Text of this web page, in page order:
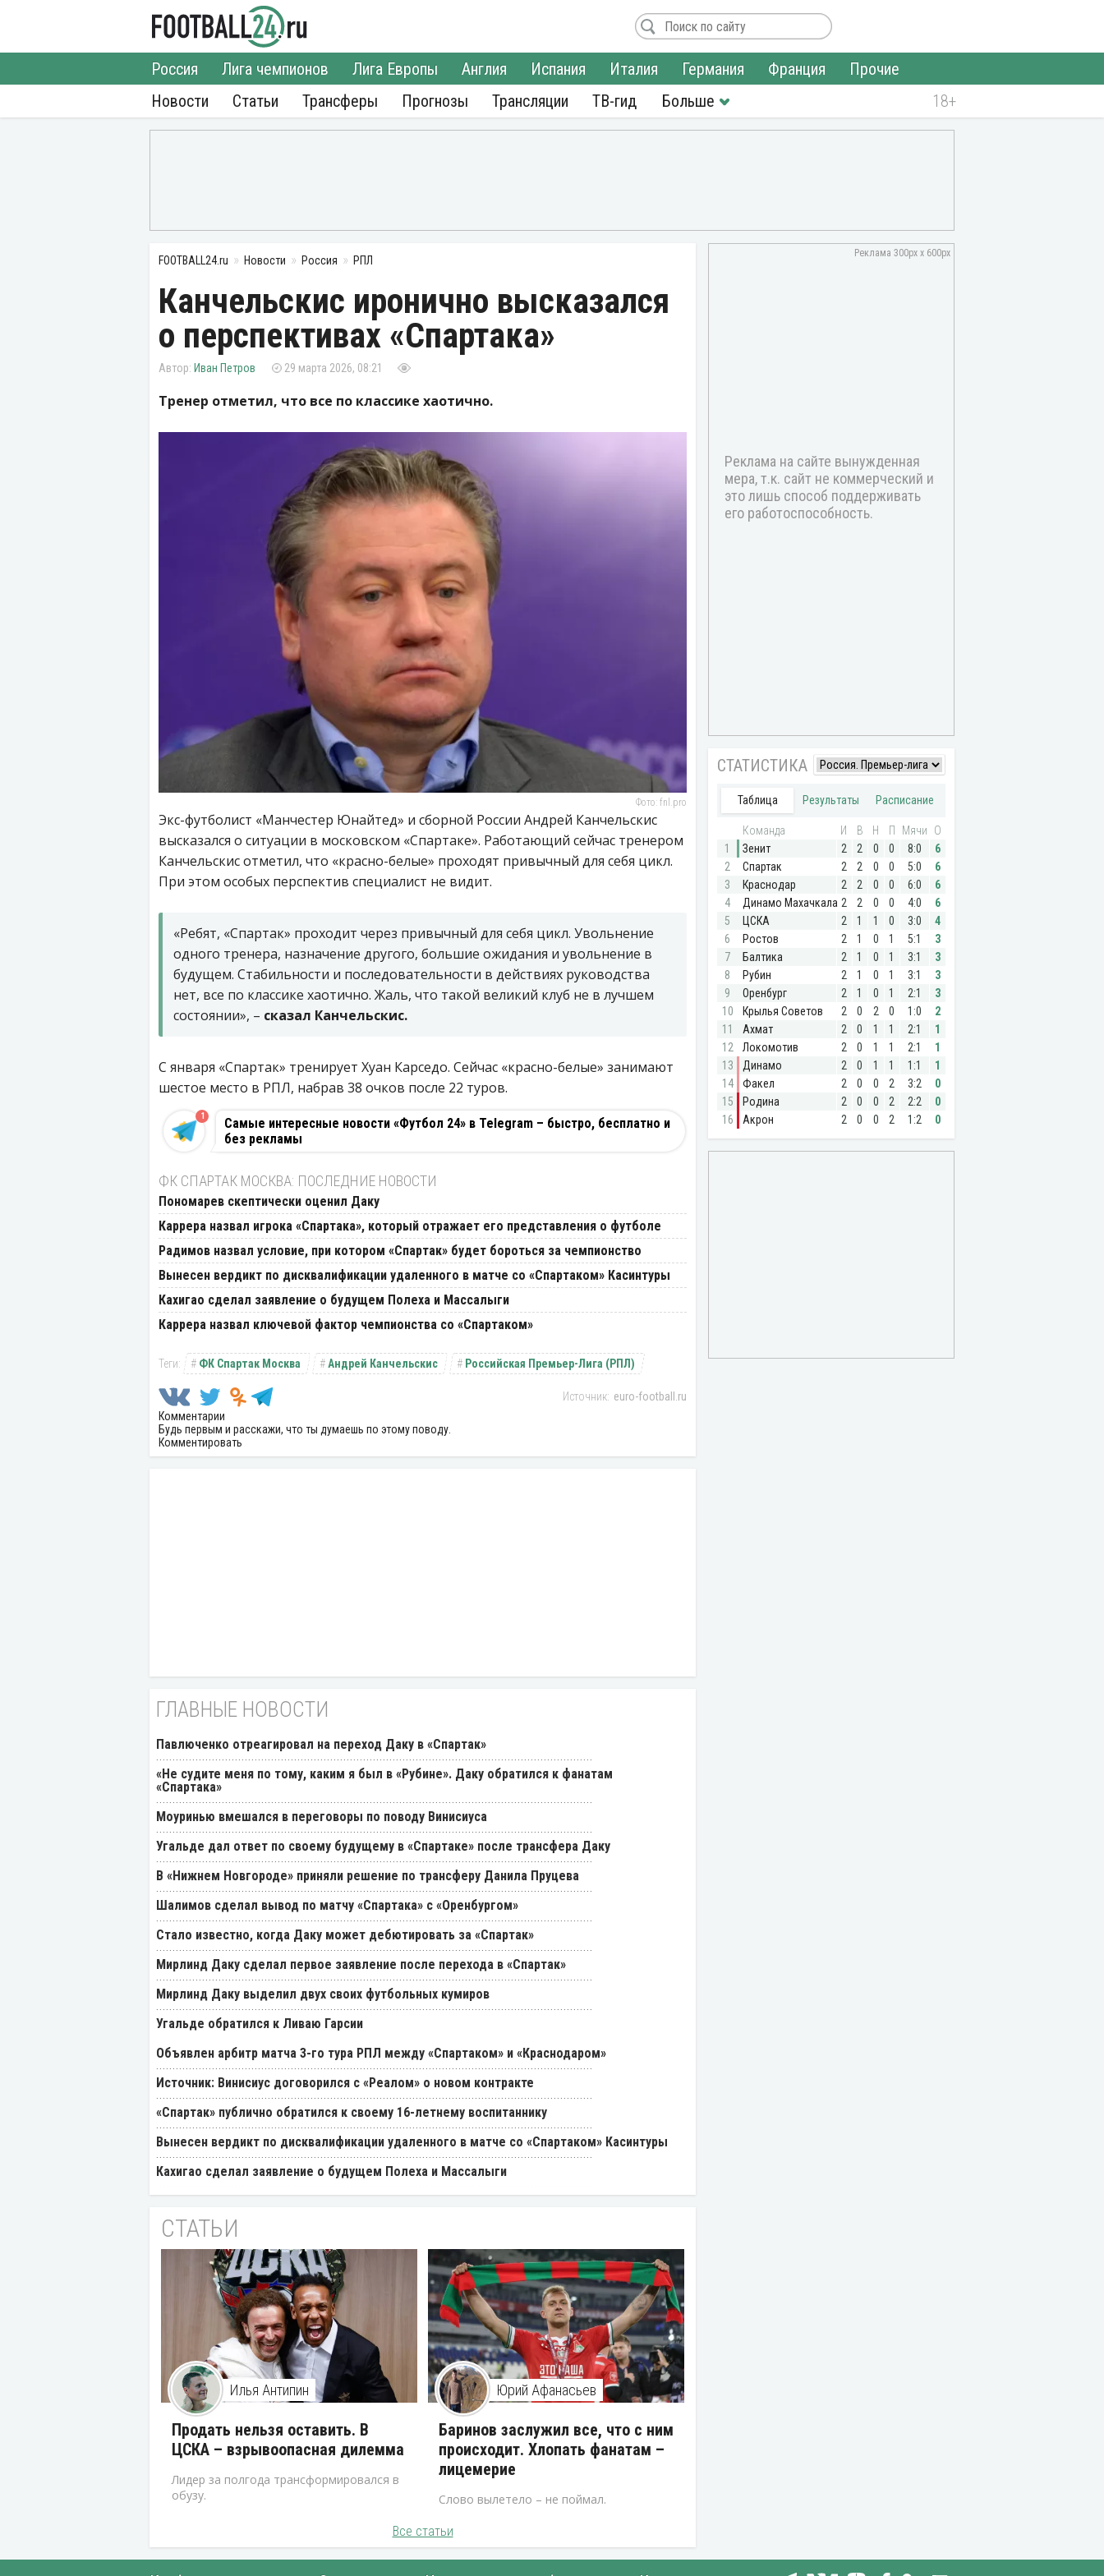
Новости
Россия Лига чемпионов Лига Европы Англия Испания Италия Германия Франция
Прочие
Статьи
Трансферы Прогнозы Трансляции ТВ-гид
FOOTBALL24.ru Новости Россия РПЛ
Канчельскис иронично высказался
о перспективах «Спартака»
Иван Петров 29 марта 2026, 08:21
Тренер отметил, что все по классике хаотично.
Фото: fnl.pro
Экс-футболист «Манчестер Юнайтед» и сборной России Андрей Канчельскис
высказался о ситуации в московском «Спартаке». Работающий сейчас тренером
Канчельскис отметил, что «красно-белые» проходят привычный для себя цикл.
При этом особых перспектив специалист не видит.
«Ребят, «Спартак» проходит через привычный для себя цикл. Увольнение
одного тренера, назначение другого, большие ожидания и увольнение в
будущем. Стабильности и последовательности в действиях руководства
нет, все по классике хаотично. Жаль, что такой великий клуб не в лучшем
состоянии», – сказал Канчельскис.
С января «Спартак» тренирует Хуан Карседо. Сейчас «красно-белые» занимают
шестое место в РПЛ, набрав 38 очков после 22 туров.
Самые интересные новости «Футбол 24» в Telegram – быстро, бесплатно и
без рекламы
1
ФК СПАРТАК МОСКВА: ПОСЛЕДНИЕ НОВОСТИ
Пономарев скептически оценил Даку
Каррера назвал игрока «Спартака», который отражает его представления о футболе
Радимов назвал условие, при котором «Спартак» будет бороться за чемпионство
Вынесен вердикт по дисквалификации удаленного в матче со «Спартаком» Касинтуры
Кахигао сделал заявление о будущем Полеха и Массалыги
Каррера назвал ключевой фактор чемпионства со «Спартаком»
ФК Спартак Москва Андрей Канчельскис Российская Премьер-Лига (РПЛ)
euro-football.ru
Комментарии
Будь первым и расскажи, что ты думаешь по этому поводу.
Комментировать
ГЛАВНЫЕ НОВОСТИ
Павлюченко отреагировал на переход Даку в «Спартак»
«Не судите меня по тому, каким я был в «Рубине». Даку обратился к фанатам
«Спартака»
Моуринью вмешался в переговоры по поводу Винисиуса
Угальде дал ответ по своему будущему в «Спартаке» после трансфера Даку
В «Нижнем Новгороде» приняли решение по трансферу Данила Пруцева
Шалимов сделал вывод по матчу «Спартака» с «Оренбургом»
Стало известно, когда Даку может дебютировать за «Спартак»
Мирлинд Даку сделал первое заявление после перехода в «Спартак»
Мирлинд Даку выделил двух своих футбольных кумиров
Угальде обратился к Ливаю Гарсии
Объявлен арбитр матча 3-го тура РПЛ между «Спартаком» и «Краснодаром»
Источник: Винисиус договорился с «Реалом» о новом контракте
«Спартак» публично обратился к своему 16-летнему воспитаннику
Вынесен вердикт по дисквалификации удаленного в матче со «Спартаком» Касинтуры
Кахигао сделал заявление о будущем Полеха и Массалыги
СТАТЬИ
Илья Антипин
Продать нельзя оставить. В
ЦСКА – взрывоопасная дилемма
Лидер за полгода трансформировался в
обузу.
Юрий Афанасьев
Баринов заслужил все, что с ним
происходит. Хлопать фанатам –
лицемерие
Слово вылетело – не поймал.
Все статьи